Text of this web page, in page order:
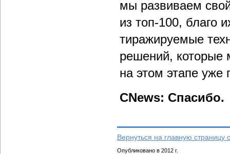
мы развиваем
из топ-100, благо
тиражируемые
решений, которые
на этом этапе уже
CNews: Спасибо.
Вернуться на главную страницу
Опубликовано в 2012 г.